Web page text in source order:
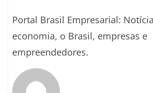
Portal Brasil Empresarial:
economia, o Brasil, empresas e
empreendedores.